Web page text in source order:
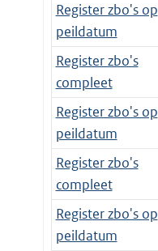
Register zbo's op
peildatum
Register zbo's
compleet
Register zbo's op
peildatum
Register zbo's
compleet
Register zbo's op
peildatum